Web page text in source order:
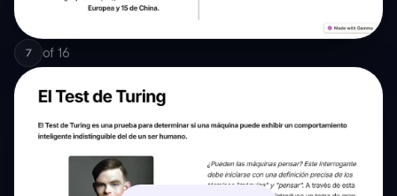
7 of 16